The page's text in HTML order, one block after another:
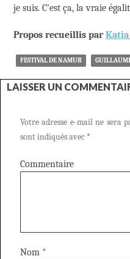
je suis. C’est ça, la vraie
Propos recueillis parKatia
FESTIVAL DE NAMUR
LAISSER UN
Votre adresse e-mail ne sera
sont indiqués avec *
Commentaire
Nom *